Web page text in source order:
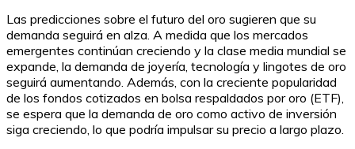
Las predicciones sobre el futuro del oro sugieren que su
demanda seguirá en alza. A medida que los mercados
emergentes continúan creciendo y la clase media mundial se
expande, la demanda de joyería, tecnología y lingotes de oro
seguirá aumentando. Además, con la creciente popularidad
de los fondos cotizados en bolsa respaldados por oro (ETF),
se espera que la demanda de oro como activo de inversión
siga creciendo, lo que podría impulsar su precio a largo plazo.